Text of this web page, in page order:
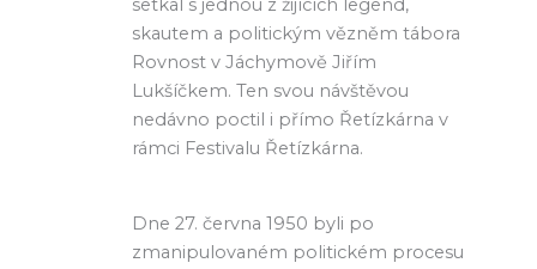
setkal s jednou z žijících legend,
skautem a politickým vězněm tábora
Rovnost v Jáchymově Jiřím
Lukšíčkem. Ten svou návštěvou
nedávno poctil i přímo Řetízkárna v
rámci Festivalu Řetízkárna.
Dne 27. června 1950 byli po
zmanipulovaném politickém procesu